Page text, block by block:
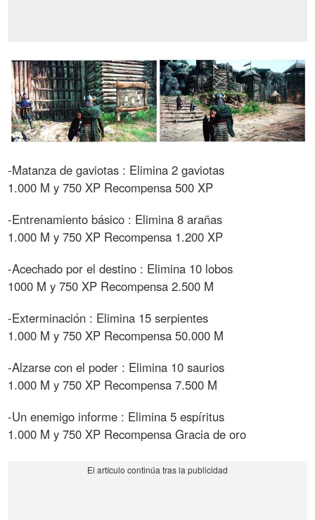
-Matanza de gaviotas : Elimina 2 gaviotas
1.000 M y 750 XP Recompensa 500 XP
-Entrenamiento básico : Elimina 8 arañas
1.000 M y 750 XP Recompensa 1.200 XP
-Acechado por el destino : Elimina 10 lobos
1000 M y 750 XP Recompensa 2.500 M
-Exterminación : Elimina 15 serpientes
1.000 M y 750 XP Recompensa 50.000 M
-Alzarse con el poder : Elimina 10 saurios
1.000 M y 750 XP Recompensa 7.500 M
-Un enemigo informe : Elimina 5 espíritus
1.000 M y 750 XP Recompensa Gracia de oro